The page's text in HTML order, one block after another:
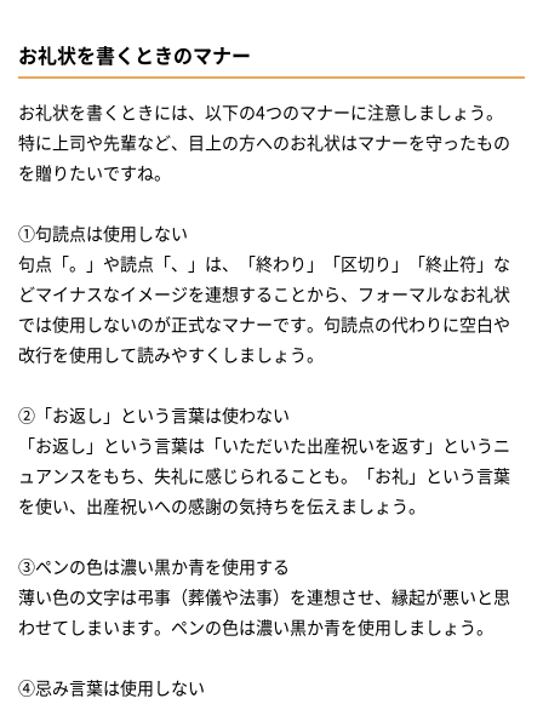
お礼状を書くときのマナー
お礼状を書くときには、以下の4つのマナーに注意しましょう。
特に上司や先輩など、目上の方へのお礼状はマナーを守ったもの
を贈りたいですね。
①句読点は使用しない
句点「。」や読点「、」は、「終わり」「区切り」「終止符」な
どマイナスなイメージを連想することから、フォーマルなお礼状
では使用しないのが正式なマナーです。句読点の代わりに空白や
改行を使用して読みやすくしましょう。
②「お返し」という言葉は使わない
「お返し」という言葉は「いただいた出産祝いを返す」というニ
ュアンスをもち、失礼に感じられることも。「お礼」という言葉
を使い、出産祝いへの感謝の気持ちを伝えましょう。
③ペンの色は濃い黒か青を使用する
薄い色の文字は弔事（葬儀や法事）を連想させ、縁起が悪いと思
わせてしまいます。ペンの色は濃い黒か青を使用しましょう。
④忌み言葉は使用しない